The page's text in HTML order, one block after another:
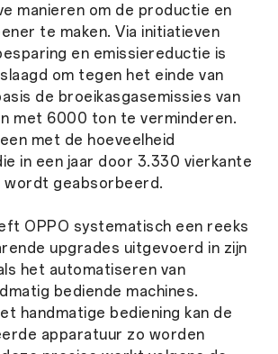
manieren om de productie en
te maken. Via initiatieven
en emissiereductie is
om tegen het einde van
de broeikasgasemissies van
met 6000 ton te verminderen.
met de hoeveelheid
in een jaar door 3.330 vierkante
wordt geabsorbeerd.
OPPO systematisch een reeks
upgrades uitgevoerd in zijn
het automatiseren van
bediende machines.
handmatige bediening kan de
apparatuur zo worden